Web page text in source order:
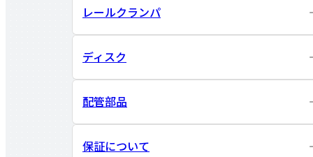
レールクランパ
ディスク
配管部品
保証について